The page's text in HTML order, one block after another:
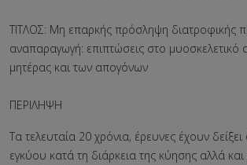
ΤΙΤΛΟΣ: Μη επαρκής πρόσληψη διατροφικής
αναπαραγωγή: επιπτώσεις στο μυοσκελετικό
μητέρας και των απογόνων
ΠΕΡΙΛΗΨΗ
Τα τελευταία 20 χρόνια, έρευνες έχουν
εγκύου κατά τη διάρκεια της κύησης αλλά